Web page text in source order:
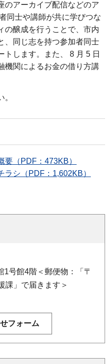
のアーカイブ配信などのア
同士や講師が共に学びつな
の醸成を行うことで、市内
、同じ志を持つ参加者同士
トします。また、 8 月 5 日
機関によるお金の借り方講
要（PDF：473KB）
ラシ（PDF：1,602KB）
号館4階＜郵便物：「〒
」で届きます＞